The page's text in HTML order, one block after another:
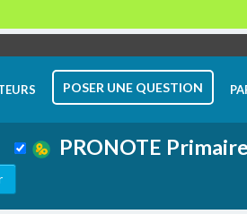
POSER UNE QUESTION
PRONOTE Primaire